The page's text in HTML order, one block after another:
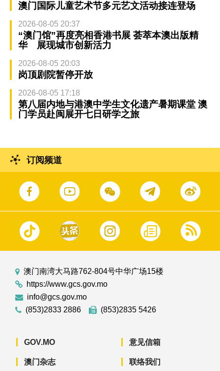
澳门国际儿童艺术节多元艺文活动接连登场
2026-08-05 20:37
“澳门馆”再度亮相香港书展 荟萃本澳出版精
华 展现城市创新活力
2026-08-05 20:03
岗顶剧院暂停开放
2026-08-05 17:18
第八届内地与港澳中学生文化遗产暑期课堂 澳
门学员赴闽展开七日研学之旅
订阅频道
澳门南湾大马路762-804号中华广场15楼
https://www.gcs.gov.mo
info@gcs.gov.mo
(853)2833 2886
(853)2835 5426
GOV.MO
澳门杂志
意见信箱
联络我们